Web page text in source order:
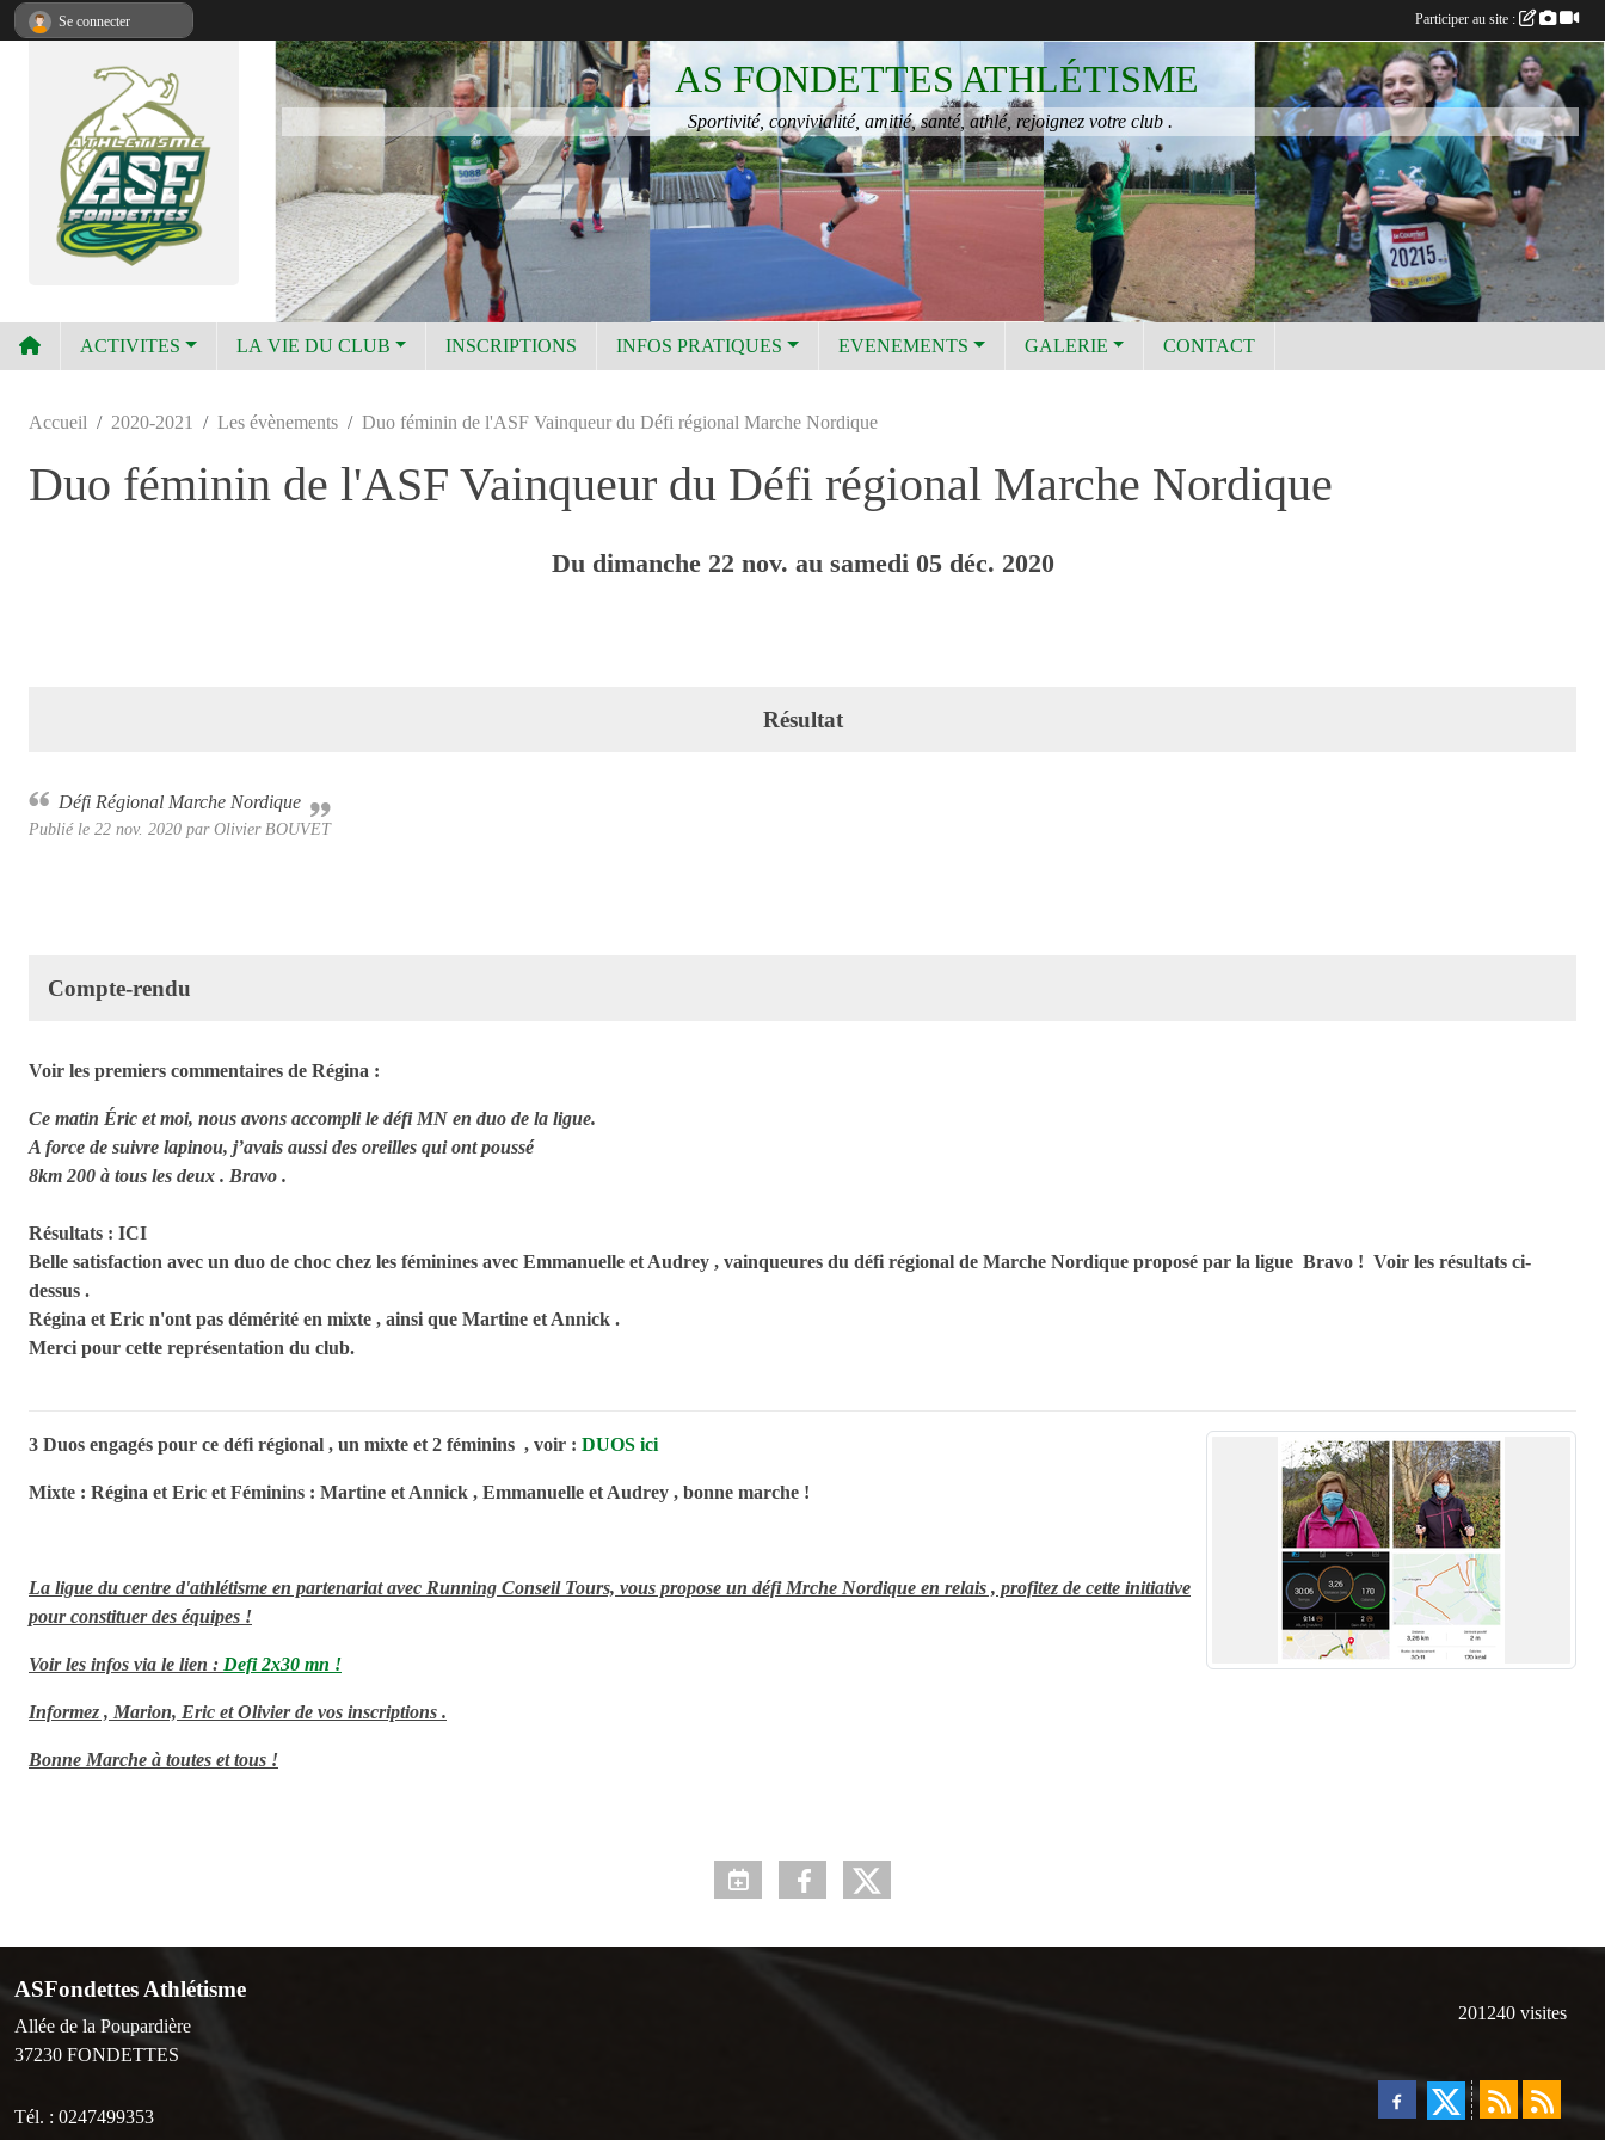
AS FONDETTES ATHLÉTISME
Sportivité, convivialité, amitié, santé, athlé, rejoignez votre club .
ACTIVITES LA VIE DU CLUB INSCRIPTIONS INFOS PRATIQUES EVENEMENTS GALERIE CONTACT
Accueil 2020-2021 Les évènements Duo féminin de l'ASF Vainqueur du Défi régional Marche Nordique
Duo féminin de l'ASF Vainqueur du Défi régional Marche Nordique
Du dimanche 22 nov. au samedi 05 déc. 2020
Résultat
Défi Régional Marche Nordique
Publié le 22 nov. 2020 par Olivier BOUVET
Compte-rendu
Voir les premiers commentaires de Régina :
Ce matin Éric et moi, nous avons accompli le défi MN en duo de la ligue.
A force de suivre lapinou, j’avais aussi des oreilles qui ont poussé
8km 200 à tous les deux . Bravo .
Résultats : ICI
Belle satisfaction avec un duo de choc chez les féminines avec Emmanuelle et Audrey , vainqueures du défi régional de Marche Nordique proposé par la ligue Bravo ! Voir les résultats ci-
dessus .
Régina et Eric n'ont pas démérité en mixte , ainsi que Martine et Annick .
Merci pour cette représentation du club.
3 Duos engagés pour ce défi régional , un mixte et 2 féminins , voir : DUOS ici
Mixte : Régina et Eric et Féminins : Martine et Annick , Emmanuelle et Audrey , bonne marche !
La ligue du centre d'athlétisme en partenariat avec Running Conseil Tours, vous propose un défi Mrche Nordique en relais , profitez de cette initiative
pour constituer des équipes !
Voir les infos via le lien : Defi 2x30 mn !
Informez , Marion, Eric et Olivier de vos inscriptions .
Bonne Marche à toutes et tous !
ASFondettes Athlétisme
Allée de la Poupardière
37230 FONDETTES
Tél. : 0247499353
201240 visites
Se connecter Participer au site :
Panneau de gestion des cookies